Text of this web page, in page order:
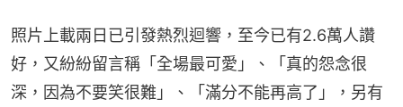
照片上載兩日已引發熱烈迴響，至今已有2.6萬人讚
好，又紛紛留言稱「全場最可愛」、「真的怨念很
深，因為不要笑很難」、「滿分不能再高了」，另有